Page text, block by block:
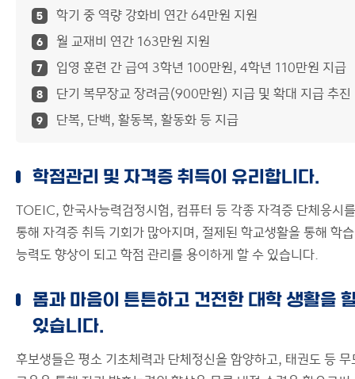
5 학기 중 역량 강화비 연간 64만원 지원
6 월 교재비 연간 163만원 지원
7 입영 훈련 간 급여 3학년 100만원, 4학년 110만원 지급
8 단기 복무장교 장려금(900만원) 지급 및 확대 지급 추진
9 단복, 단백, 활동복, 활동화 등 지급
학점관리 및 자격증 취득이 유리합니다.
TOEIC, 한국사능력검정시험, 컴퓨터 등 각종 자격증 단체응시를
통해 자격증 취득 기회가 많아지며, 절제된 학교생활을 통해 학습
능력도 향상이 되고 학점 관리를 용이하게 할 수 있습니다.
몸과 마음이 튼튼하고 건전한 대학 생활을
있습니다.
후보생들은 평소 기초체력과 단체정신을 함양하고, 태권도 등 무